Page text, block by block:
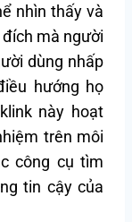
nhìn thấy và
mà người
dùng nhấp
hướng họ
này hoạt
trên môi
công cụ tìm
tin cậy của